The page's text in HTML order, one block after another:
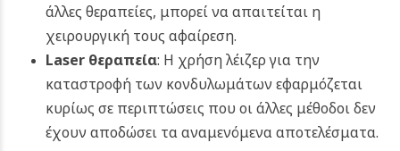
άλλες θεραπείες, μπορεί να απαιτείται η
χειρουργική τους αφαίρεση.
Laser θεραπεία: Η χρήση λέιζερ για την
καταστροφή των κονδυλωμάτων εφαρμόζεται
κυρίως σε περιπτώσεις που οι άλλες μέθοδοι δεν
έχουν αποδώσει τα αναμενόμενα αποτελέσματα.